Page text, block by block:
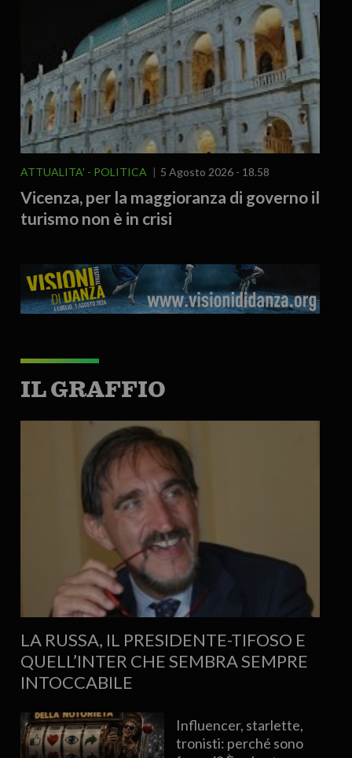
ATTUALITA' POLITICA 5 Agosto 2026 - 18.58
Vicenza, per la maggioranza di governo il
turismo non è in crisi
IL GRAFFIO
LA RUSSA, IL PRESIDENTE-TIFOSO E
QUELL’INTER CHE SEMBRA SEMPRE
INTOCCABILE
Influencer, starlette,
tronisti: perché sono